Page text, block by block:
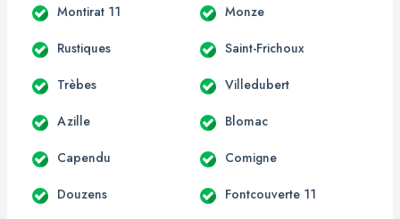
Montirat 11 Monze
Rustiques Saint-Frichoux
Trèbes Villedubert
Azille Blomac
Capendu Comigne
Douzens Fontcouverte 11